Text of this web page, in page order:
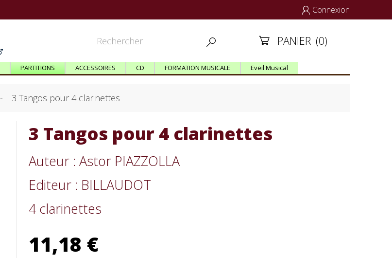
 Connexion
  PANIER (0)
PARTITIONS ACCESSOIRES CD FORMATION MUSICALE Eveil Musical
3 Tangos pour 4 clarinettes
3 Tangos pour 4 clarinettes
Auteur : Astor PIAZZOLLA
Editeur : BILLAUDOT
4 clarinettes
11,18 €